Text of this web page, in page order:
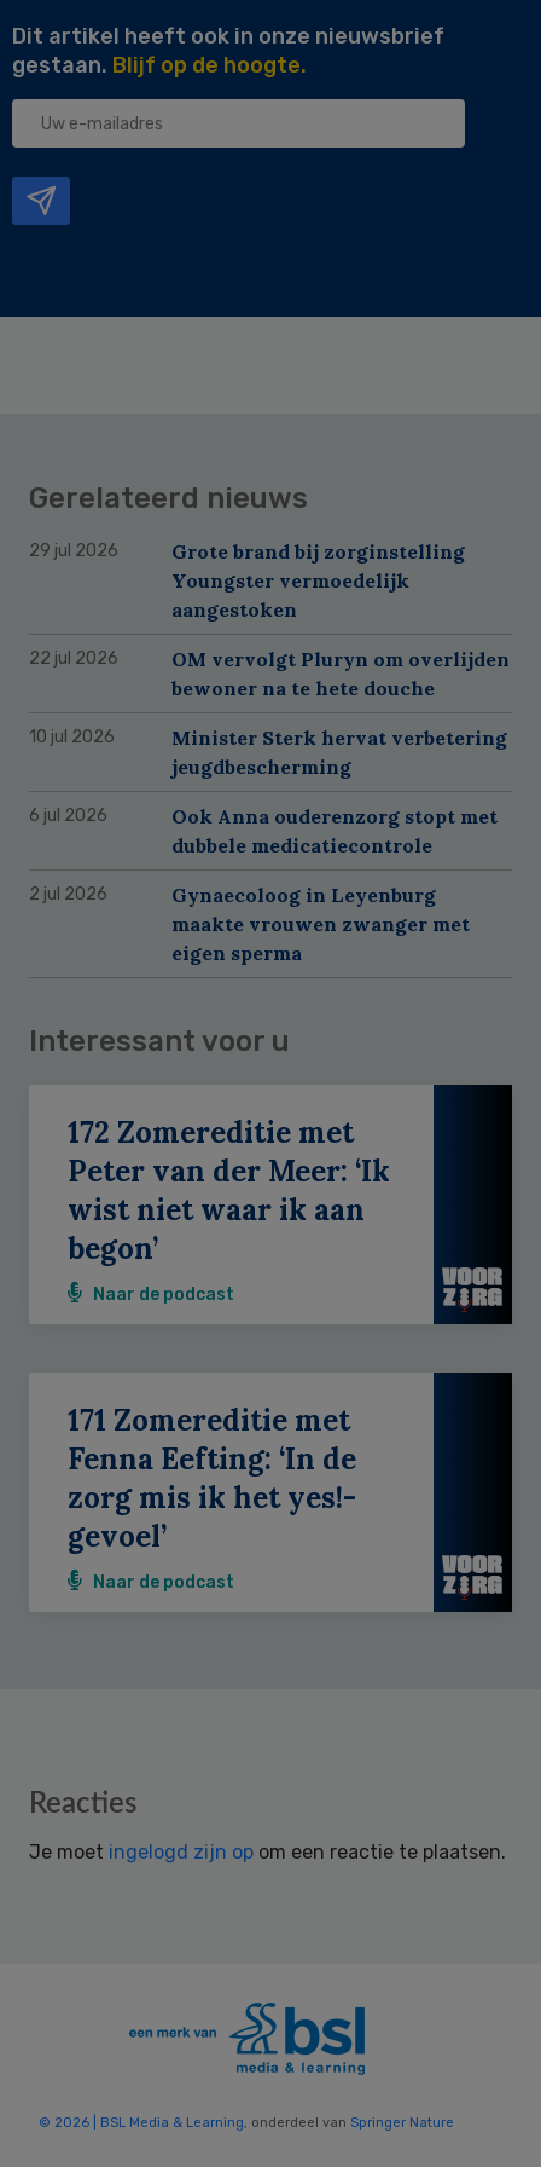
Dit artikel heeft ook in onze nieuwsbrief
gestaan. Blijf op de hoogte.
Uw
Gerelateerd nieuws
29 jul 2026
Grote brand bij zorginstelling
Youngster vermoedelijk
aangestoken
22 jul 2026
OM vervolgt Pluryn om overlijden
bewoner na te hete douche
10 jul 2026
Minister Sterk hervat verbetering
jeugdbescherming
6 jul 2026
Ook Anna ouderenzorg stopt met
dubbele medicatiecontrole
2 jul 2026
Gynaecoloog in Leyenburg
maakte vrouwen zwanger met
eigen sperma
Interessant voor u
172 Zomereditie met
Peter van der Meer: ‘Ik
wist niet waar ik aan
begon’
Naar de podcast
171 Zomereditie met
Fenna Eefting: ‘In de
zorg mis ik het yes!-
gevoel’
Naar de podcast
Reader
Reacties
Je moet ingelogd zijn op om een reactie te plaatsen.
© 2026 | BSL Media & Learning , onderdeel van Springer Nature